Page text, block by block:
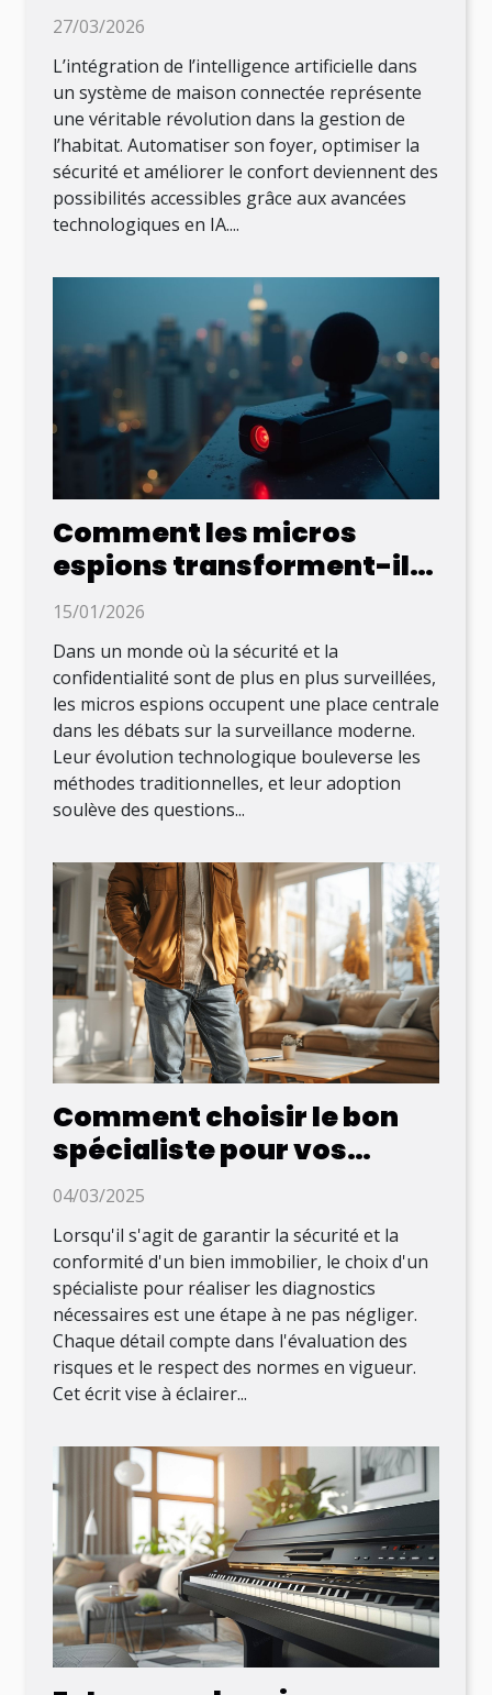
maison connectée ?
27/03/2026
L’intégration de l’intelligence artificielle dans
un système de maison connectée représente
une véritable révolution dans la gestion de
l’habitat. Automatiser son foyer, optimiser la
sécurité et améliorer le confort deviennent des
possibilités accessibles grâce aux avancées
technologiques en IA....
Comment les micros
espions transforment-ils
la surveillance moderne ?
15/01/2026
Dans un monde où la sécurité et la
confidentialité sont de plus en plus surveillées,
les micros espions occupent une place centrale
dans les débats sur la surveillance moderne.
Leur évolution technologique bouleverse les
méthodes traditionnelles, et leur adoption
soulève des questions...
Comment choisir le bon
spécialiste pour vos
diagnostics immobiliers ?
04/03/2025
Lorsqu'il s'agit de garantir la sécurité et la
conformité d'un bien immobilier, le choix d'un
spécialiste pour réaliser les diagnostics
nécessaires est une étape à ne pas négliger.
Chaque détail compte dans l'évaluation des
risques et le respect des normes en vigueur.
Cet écrit vise à éclairer...